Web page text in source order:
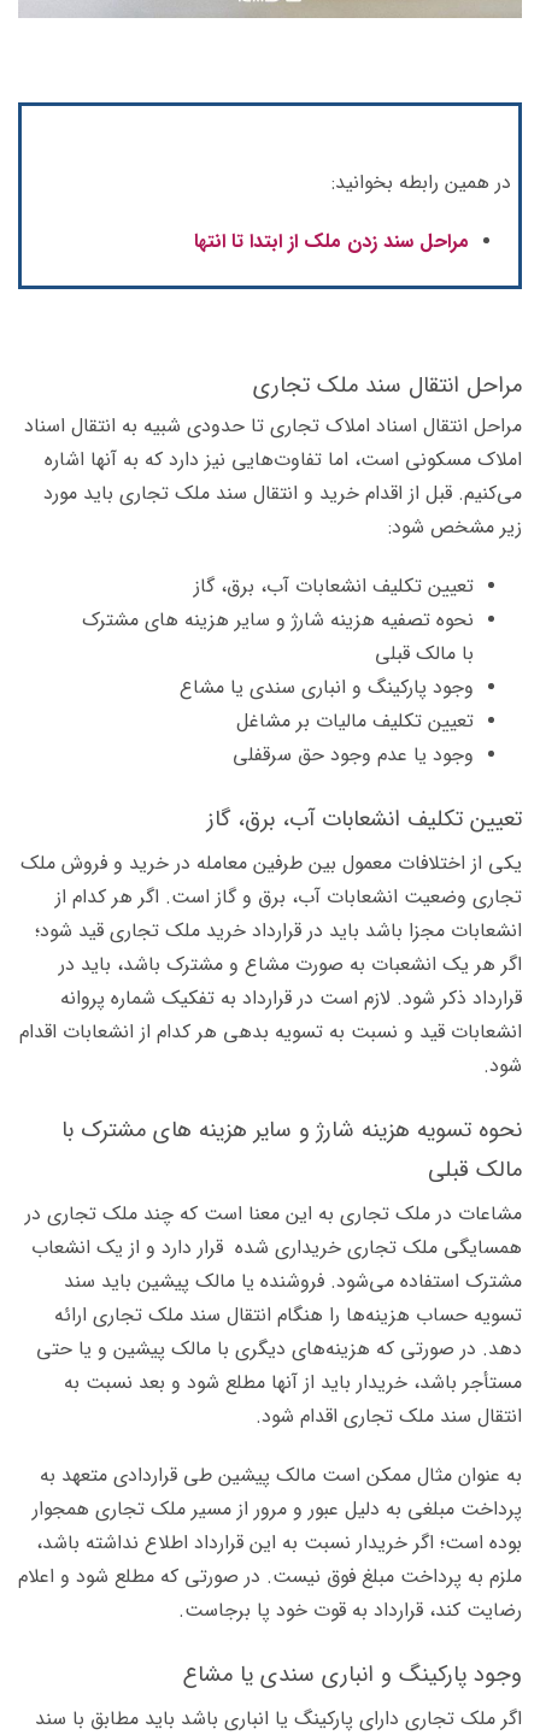
در همین رابطه بخوانید:
مراحل سند زدن ملک از ابتدا تا انتها
مراحل انتقال سند ملک تجاری
مراحل انتقال اسناد املاک تجاری تا حدودی شبیه به انتقال اسناد
املاک مسکونی است، اما تفاوت‌هایی نیز دارد که به آنها اشاره
می‌کنیم. قبل از اقدام خرید و انتقال سند ملک تجاری باید مورد
زیر مشخص شود:
تعیین تکلیف انشعابات آب، برق، گاز
نحوه تصفیه هزینه شارژ و سایر هزینه های مشترک
با مالک قبلی
وجود پارکینگ و انباری سندی یا مشاع
تعیین تکلیف مالیات بر مشاغل
وجود یا عدم وجود حق سرقفلی
تعیین تکلیف انشعابات آب، برق، گاز
یکی از اختلافات معمول بین طرفین معامله در خرید و فروش ملک
تجاری وضعیت انشعابات آب، برق و گاز است. اگر هر کدام از
انشعابات مجزا باشد باید در قرارداد خرید ملک تجاری قید شود؛
اگر هر یک انشعبات به صورت مشاع و مشترک باشد، باید در
قرارداد ذکر شود. لازم است در قرارداد به تفکیک شماره پروانه
انشعابات قید و نسبت به تسویه بدهی هر کدام از انشعابات اقدام
شود.
نحوه تسویه هزینه شارژ و سایر هزینه های مشترک با
مالک قبلی
مشاعات در ملک تجاری به این معنا است که چند ملک تجاری در
همسایگی ملک تجاری خریداری شده قرار دارد و از یک انشعاب
مشترک استفاده می‌شود. فروشنده یا مالک پیشین باید سند
تسویه حساب هزینه‌ها را هنگام انتقال سند ملک تجاری ارائه
دهد. در صورتی که هزینه‌های دیگری با مالک پیشین و یا حتی
مستأجر باشد، خریدار باید از آنها مطلع شود و بعد نسبت به
انتقال سند ملک تجاری اقدام شود.
به عنوان مثال ممکن است مالک پیشین طی قراردادی متعهد به
پرداخت مبلغی به دلیل عبور و مرور از مسیر ملک تجاری همجوار
بوده است؛ اگر خریدار نسبت به این قرارداد اطلاع نداشته باشد،
ملزم به پرداخت مبلغ فوق نیست. در صورتی که مطلع شود و اعلام
رضایت کند، قرارداد به قوت خود پا برجاست.
وجود پارکینگ و انباری سندی یا مشاع
اگر ملک تجاری دارای پارکینگ یا انباری باشد باید مطابق با سند